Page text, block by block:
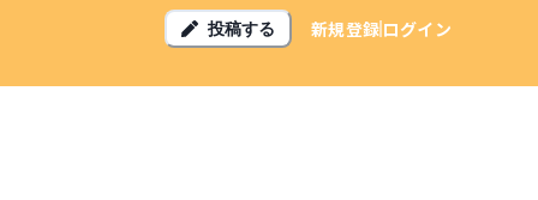
投稿する 新規登録ログイン